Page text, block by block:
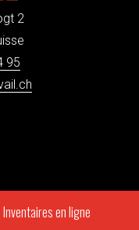
Inventaires en ligne
2
95